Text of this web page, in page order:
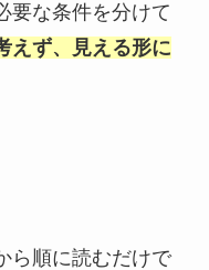
要な条件を分けて
えず、見える形に
ら順に読むだけで